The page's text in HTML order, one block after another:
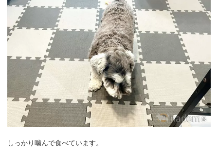
しっかり噛んで食べています。